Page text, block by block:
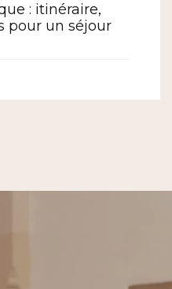
: itinéraire,
pour un séjour